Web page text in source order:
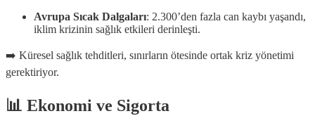
Avrupa Sıcak Dalgaları: 2.300’den fazla can kaybı yaşandı,
iklim krizinin sağlık etkileri derinleşti.
➡️ Küresel sağlık tehditleri, sınırların ötesinde ortak kriz yönetimi
gerektiriyor.
📊 Ekonomi ve Sigorta